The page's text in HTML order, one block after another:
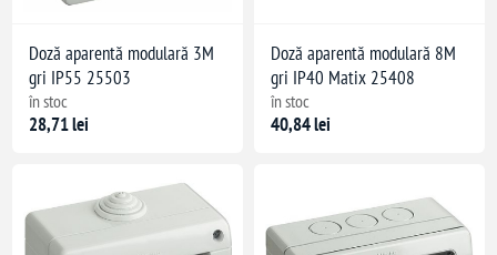
Doză aparentă modulară 3M
gri IP55 25503
în stoc
28,71 lei
Doză aparentă modulară 8M
gri IP40 Matix 25408
în stoc
40,84 lei